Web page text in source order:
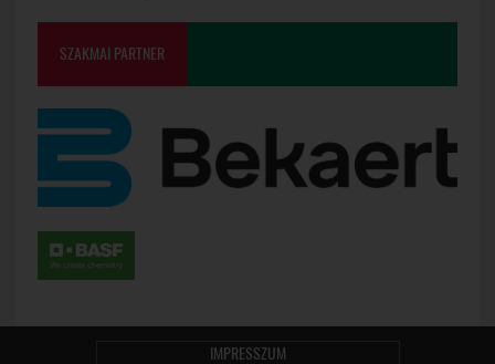
SZAKMAI PARTNER
IMPRESSZUM